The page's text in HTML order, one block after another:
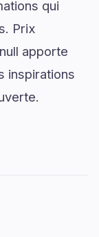
qui
Prix
apporte
inspirations